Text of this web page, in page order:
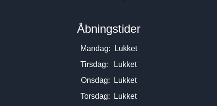
Åbningstider
Mandag: Lukket
Tirsdag: Lukket
Onsdag: Lukket
Torsdag: Lukket